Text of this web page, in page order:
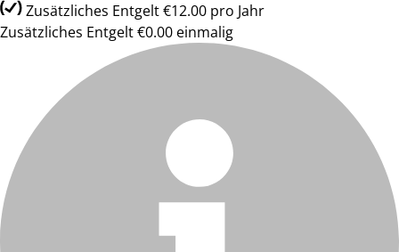
Zusätzliches Entgelt €12.00 pro Jahr
Zusätzliches Entgelt €0.00 einmalig